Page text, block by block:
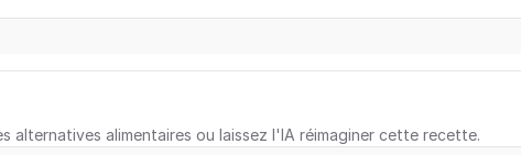
alimentaires ou laissez l'IA réimaginer cette recette.